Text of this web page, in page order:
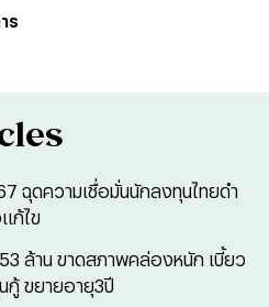
ร
ฉุดความเชื่อมั่นนักลงทุนไทยดำ
ก้ไข
ล้าน ขาดสภาพคล่องหนัก เบี้ยว
กู้ ขยายอายุ3ปี